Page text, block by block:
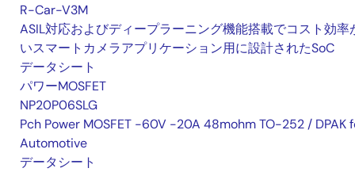
R-Car-V3M
ASIL対応およびディープラーニング機能搭載でコスト効率
いスマートカメラアプリケーション用に設計されたSoC
データシート
パワーMOSFET
NP20P06SLG
Pch Power MOSFET -60V -20A 48mohm TO-252 / DPAK
Automotive
データシート